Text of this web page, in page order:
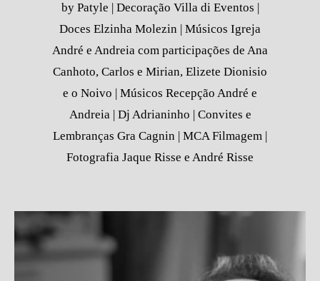
by Patyle | Decoração Villa di Eventos |
Doces Elzinha Molezin | Músicos Igreja
André e Andreia com participações de Ana
Canhoto, Carlos e Mirian, Elizete Dionisio
e o Noivo | Músicos Recepção André e
Andreia | Dj Adrianinho | Convites e
Lembranças Gra Cagnin | MCA Filmagem |
Fotografia Jaque Risse e André Risse